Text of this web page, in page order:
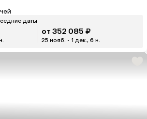
даты
от 352 085 ₽
25 нояб. - 1 дек., 6 н.